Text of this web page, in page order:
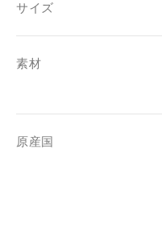
サイズ
素材
原産国